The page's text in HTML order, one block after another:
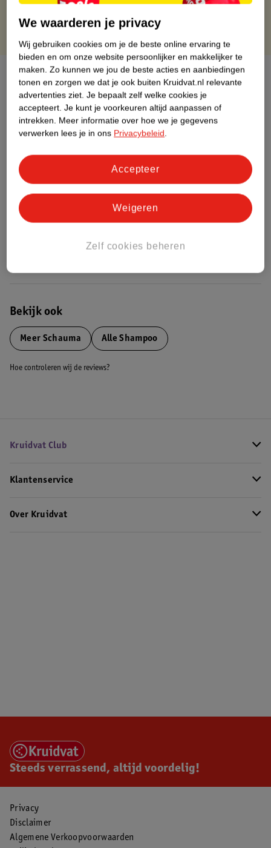
Over dit product
Productinformatie
Etiketinformatie
Nature Impact Score
Dit product heeft (nog) geen Nature
Impact Score.
Bekijk ook
Meer Schauma Alle Shampoo
Hoe controleren wij de reviews?
Kruidvat Club
Klantenservice
Over Kruidvat
Steeds verrassend, altijd voordelig!
Privacy
Disclaimer
Algemene Verkoopvoorwaarden
We waarderen je privacy
Wij gebruiken cookies om je de beste online ervaring te
bieden en om onze website persoonlijker en makkelijker te
maken. Zo kunnen we jou de beste acties en aanbiedingen
tonen en zorgen we dat je ook buiten Kruidvat.nl relevante
advertenties ziet. Je bepaalt zelf welke cookies je
accepteert. Je kunt je voorkeuren altijd aanpassen of
intrekken. Meer informatie over hoe we je gegevens
verwerken lees je in ons Privacybeleid.
Zelf cookies beheren
Weigeren
Accepteer